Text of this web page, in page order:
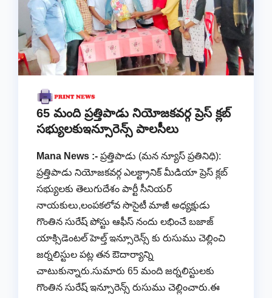
65 మంది ప్రత్తిపాడు నియోజకవర్గ ప్రెస్ క్లబ్
సభ్యులకుఇన్సూరెన్స్ పాలసీలు
Mana News :- ప్రత్తిపాడు (మన న్యూస్ ప్రతినిధి):
ప్రత్తిపాడు నియోజకవర్గ ఎలక్ట్రానిక్ మీడియా ప్రెస్ క్లబ్
సభ్యులకు తెలుగుదేశం పార్టీ సీనియర్
నాయకులు,లంపకలోవ సొసైటీ మాజీ అధ్యక్షుడు
గొంతిన సురేష్ పోస్టు ఆఫీస్ నందు లభించే బజాజ్
యాక్సిడెంటల్ హెల్త్ ఇన్సూరెన్స్ కు రుసుము చెల్లించి
జర్నలిస్టుల పట్ల తన ఔదార్యాన్ని
చాటుకున్నారు.సుమారు 65 మంది జర్నలిస్టులకు
గొంతిన సురేష్ ఇన్సూరెన్స్ రుసుము చెల్లించారు.ఈ